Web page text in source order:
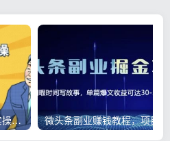
2022Tiktok从小白到精英实操，0-1保姆级实操全程无忧，多种变现赚钱方式